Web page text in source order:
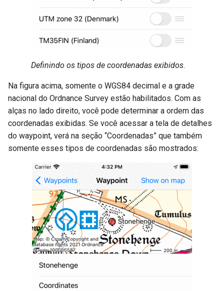
Definindo os tipos de coordenadas exibidos.
Na figura acima, somente o WGS84 decimal e a grade
nacional do Ordnance Survey estão habilitados. Com as
alças no lado direito, você pode determinar a ordem das
coordenadas exibidas. Se você acessar a tela de detalhes
do waypoint, verá na seção “Coordenadas” que também
somente esses tipos de coordenadas são mostrados: